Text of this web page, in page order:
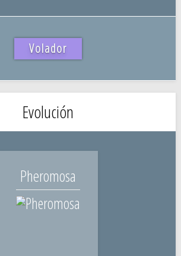
Volador
Evolución
Pheromosa